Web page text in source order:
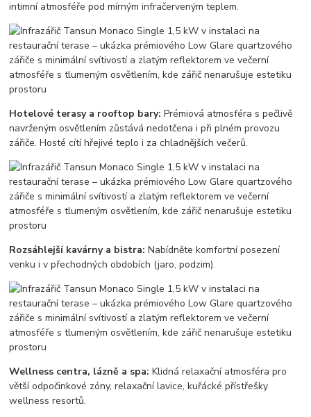
intimní atmosféře pod mírným infračerveným teplem.
Hotelové terasy a rooftop bary: Prémiová atmosféra s pečlivě
navrženým osvětlením zůstává nedotčena i při plném provozu
zářiče. Hosté cítí hřejivé teplo i za chladnějších večerů.
Rozsáhlejší kavárny a bistra: Nabídněte komfortní posezení
venku i v přechodných obdobích (jaro, podzim).
Wellness centra, lázně a spa: Klidná relaxační atmosféra pro
větší odpočinkové zóny, relaxační lavice, kuřácké přístřešky
wellness resortů.